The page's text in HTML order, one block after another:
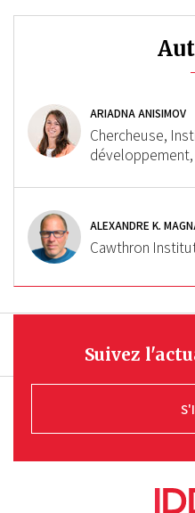
ARIADNA ANISIMOV
Chercheuse,
ALEXANDRE K.
Cawthron
Suivez